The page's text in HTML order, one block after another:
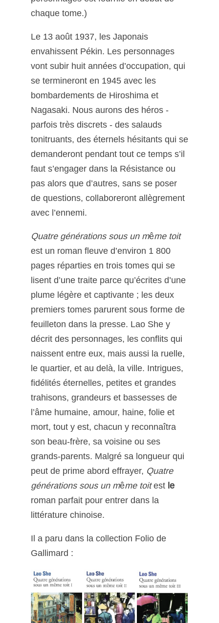
chaque tome.)
Le 13 août 1937, les Japonais
envahissent Pékin. Les personnages
vont subir huit années d’occupation, qui
se termineront en 1945 avec les
bombardements de Hiroshima et
Nagasaki. Nous aurons des héros -
parfois très discrets - des salauds
tonitruants, des éternels hésitants qui se
demanderont pendant tout ce temps s’il
faut s’engager dans la Résistance ou
pas alors que d’autres, sans se poser
de questions, collaboreront allègrement
avec l’ennemi.
Quatre générations sous un même toit
est un roman fleuve d’environ 1 800
pages réparties en trois tomes qui se
lisent d’une traite parce qu’écrites d’une
plume légère et captivante ; les deux
premiers tomes parurent sous forme de
feuilleton dans la presse. Lao She y
décrit des personnages, les conflits qui
naissent entre eux, mais aussi la ruelle,
le quartier, et au delà, la ville. Intrigues,
fidélités éternelles, petites et grandes
trahisons, grandeurs et bassesses de
l’âme humaine, amour, haine, folie et
mort, tout y est, chacun y reconnaîtra
son beau-frère, sa voisine ou ses
grands-parents. Malgré sa longueur qui
peut de prime abord effrayer, Quatre
générations sous un même toitest le
roman parfait pour entrer dans la
littérature chinoise.
Il a paru dans la collection Folio de
Gallimard :